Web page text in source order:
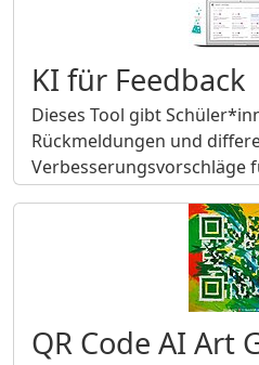
KI für Feedback
Dieses Tool gibt
Rückmeldungen und
Verbesserungsvorschläge
QR Code AI Art